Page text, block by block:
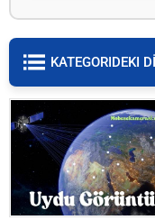
KATEGORIDEKI